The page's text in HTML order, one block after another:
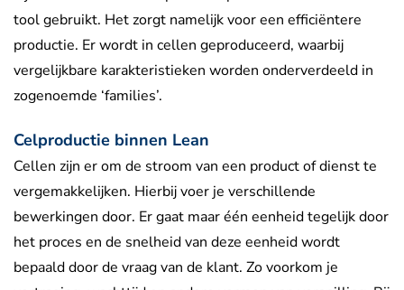
tool gebruikt. Het zorgt namelijk voor een efficiëntere
productie. Er wordt in cellen geproduceerd, waarbij
vergelijkbare karakteristieken worden onderverdeeld in
zogenoemde ‘families’.
Celproductie binnen Lean
Cellen zijn er om de stroom van een product of dienst te
vergemakkelijken. Hierbij voer je verschillende
bewerkingen door. Er gaat maar één eenheid tegelijk door
het proces en de snelheid van deze eenheid wordt
bepaald door de vraag van de klant. Zo voorkom je